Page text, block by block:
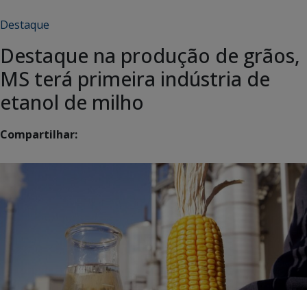
Destaque
Destaque na produção de grãos,
MS terá primeira indústria de
etanol de milho
Compartilhar: